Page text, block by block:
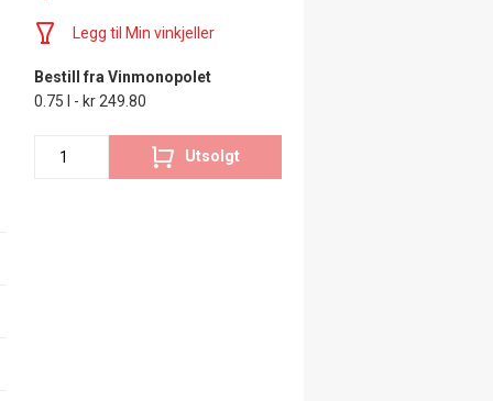
Legg til Min vinkjeller
Bestill fra Vinmonopolet
0.75 l - kr 249.80
Utsolgt